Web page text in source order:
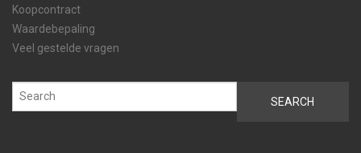
Koopcontract
Waardebepaling
Veel gestelde vragen